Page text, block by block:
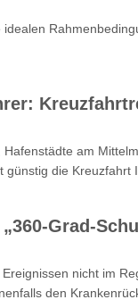
am
die Kreuzfahrt
Grad-
nicht im
den